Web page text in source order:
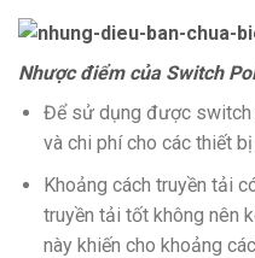
Nhược điểm của Switch
Để sử dụng được switch
và chi phí cho các thiết
Khoảng cách truyền tải
truyền tải tốt không nên
này khiến cho khoảng